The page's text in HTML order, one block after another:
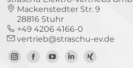
Mackenstedter Str. 9
28816 Stuhr
+49 4206 4166-0
vertrieb@straschu-ev.de
ZumZur
ZumZumZum